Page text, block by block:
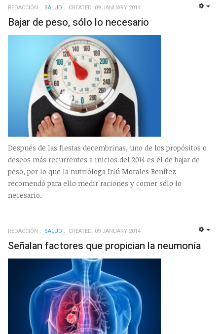
REDACCIÓN SALUD CREATED: 09 JANUARY 2014
Bajar de peso, sólo lo necesario
Después de las fiestas decembrinas, uno de los propósitos o
deseos más recurrentes a inicios del 2014 es el de bajar de
peso, por lo que la nutrióloga Irlú Morales Benítez
recomendó para ello medir raciones y comer sólo lo
necesario.
REDACCIÓN SALUD CREATED: 09 JANUARY 2014
Señalan factores que propician la neumonía